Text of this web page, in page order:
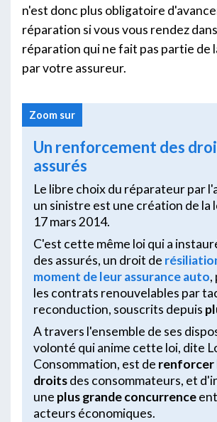
n'est donc plus obligatoire
réparation si vous vous rendez
réparation qui ne fait pas partie de
par votre assureur.
Zoom sur
Un renforcement des
assurés
Le libre choix du réparateur par
un sinistre est une création de la
17 mars 2014.
C'est cette même loi qui a
des assurés, un droit de
moment de leur assurance auto,
les contrats renouvelables par
reconduction, souscrits depuis
A travers l'ensemble de ses
volonté qui anime cette loi, dite
Consommation, est de renforcer
droitsdes consommateurs, et
une plus grande concurrence
acteurs économiques.